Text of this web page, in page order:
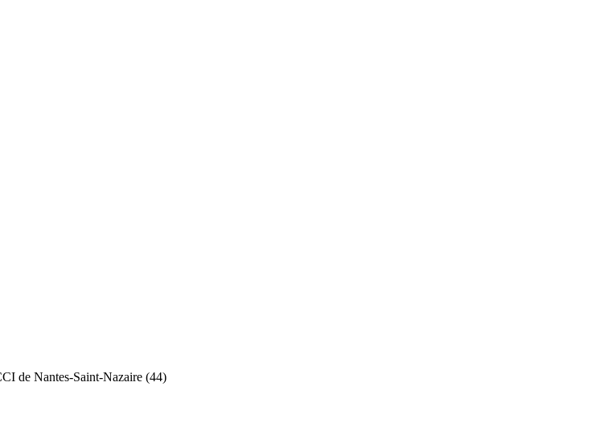
de Nantes-Saint-Nazaire (44)